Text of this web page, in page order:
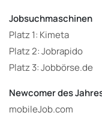
Jobsuchmaschinen
Platz 1: Kimeta
Platz 2: Jobrapido
Platz 3: Jobbörse.de
Newcomer des
mobileJob.com